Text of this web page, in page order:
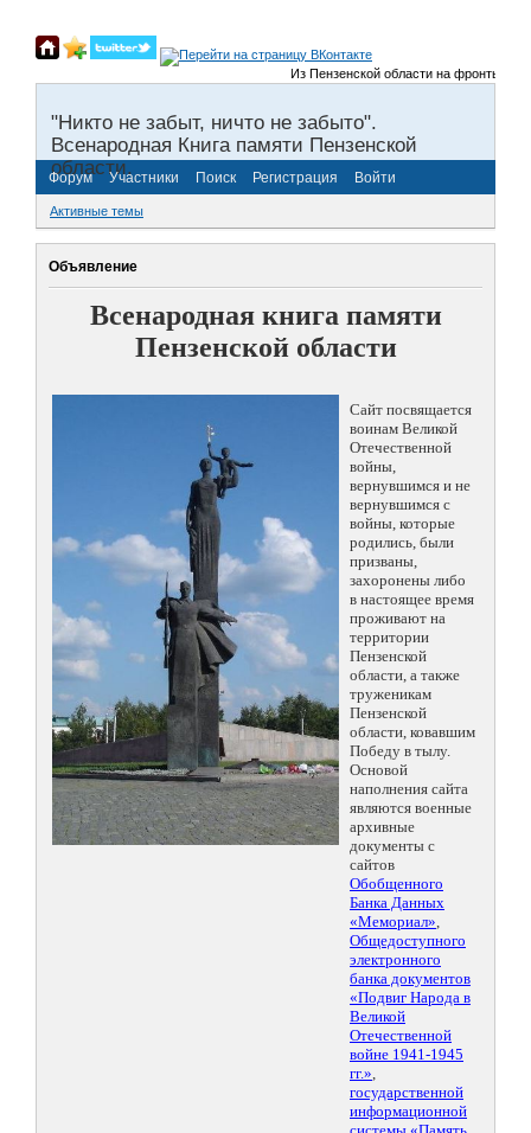
Из Пензенской области на фронты
"Никто не забыт, ничто не забыто".
Всенародная Книга памяти Пензенской
области.
Форум Участники Поиск Регистрация Войти
Активные темы
Объявление
Всенародная книга памяти
Пензенской области
Сайт посвящается
воинам Великой
Отечественной
войны,
вернувшимся и не
вернувшимся с
войны, которые
родились, были
призваны,
захоронены либо
в настоящее время
проживают на
территории
Пензенской
области, а также
труженикам
Пензенской
области, ковавшим
Победу в тылу.
Основой
наполнения сайта
являются военные
архивные
документы с
сайтов
Обобщенного
Банка Данных
«Мемориал»,
Общедоступного
электронного
банка документов
«Подвиг Народа в
Великой
Отечественной
войне 1941-1945
гг.»,
государственной
информационной